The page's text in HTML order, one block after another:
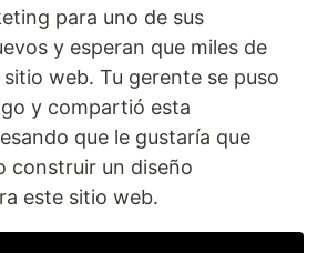
para uno de sus
y esperan que miles de
web. Tu gerente se puso
y compartió esta
que le gustaría que
construir un diseño
este sitio web.